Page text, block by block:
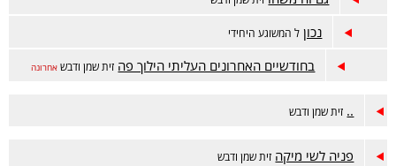
נכון ל המשוגע היחידי
בחודשיים האחרונים העליתי הילוך פה זית שמן ודבש אחרונה
.. זית שמן ודבש
פניה לשי מיקה זית שמן ודבש